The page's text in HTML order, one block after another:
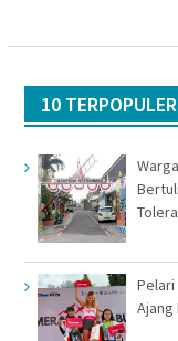
10 TERPOPULER
Pelari
Ajang